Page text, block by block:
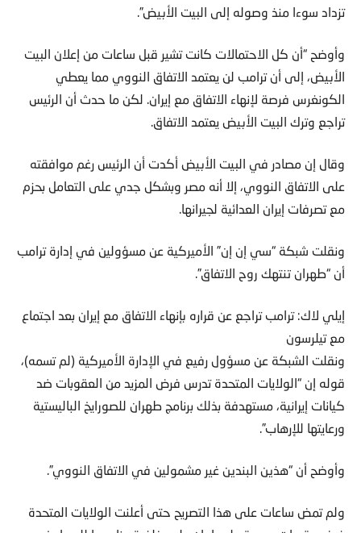
تزداد سوءا منذ وصوله إلى البيت الأبيض”.
وأوضح “أن كل الاحتمالات كانت تشير قبل ساعات من إعلان البيت
الأبيض، إلى أن ترامب لن يعتمد الاتفاق النووي مما يعطي
الكونغرس فرصة لإنهاء الاتفاق مع إيران. لكن ما حدث أن الرئيس
تراجع وترك البيت الأبيض يعتمد الاتفاق.
وقال إن مصادر في البيت الأبيض أكدت أن الرئيس رغم موافقته
على الاتفاق النووي، إلا أنه مصر وبشكل جدي على التعامل بحزم
مع تصرفات إيران العدائية لجيرانها.
ونقلت شبكة “سي إن إن” الأميركية عن مسؤولين في إدارة ترامب
أن “طهران تنتهك روح الاتفاق”.
إيلي لاك: ترامب تراجع عن قراره بإنهاء الاتفاق مع إيران بعد اجتماع
مع تيلرسون
ونقلت الشبكة عن مسؤول رفيع في الإدارة الأميركية (لم تسمه)،
قوله إن “الولايات المتحدة تدرس فرض المزيد من العقوبات ضد
كيانات إيرانية، مستهدفة بذلك برنامج طهران للصورايخ الباليستية
ورعايتها للإرهاب”.
وأوضح أن “هذين البندين غير مشمولين في الاتفاق النووي”.
ولم تمض ساعات على هذا التصريح حتى أعلنت الولايات المتحدة